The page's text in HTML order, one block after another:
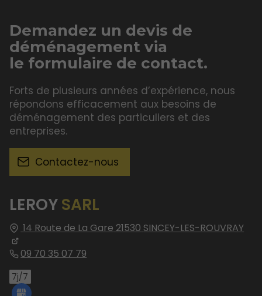
LEROYSARL
14 Route de La Gare 21530 SINCEY-LES-ROUVRAY
09 70 35 07 79
7j/7
Demandez un devis de
déménagement via
le formulaire de contact.
Forts de plusieurs années d’expérience, nous
répondons efficacement aux besoins de
déménagement des particuliers et des
entreprises.
Contactez-nous